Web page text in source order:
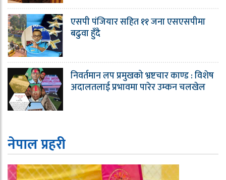
एसपी पंजियार सहित ११ जना एसएसपीमा
बढुवा हुँदै
निवर्तमान लप प्रमुखको भ्रष्टचार काण्ड : विशेष
अदालतलाई प्रभावमा पारेर उम्कन चलखेल
नेपाल प्रहरी